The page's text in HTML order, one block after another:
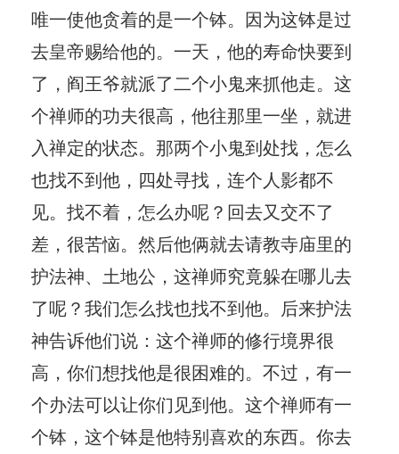
唯一使他贪着的是一个钵。因为这钵是过
去皇帝赐给他的。一天，他的寿命快要到
了，阎王爷就派了二个小鬼来抓他走。这
个禅师的功夫很高，他往那里一坐，就进
入禅定的状态。那两个小鬼到处找，怎么
也找不到他，四处寻找，连个人影都不
见。找不着，怎么办呢？回去又交不了
差，很苦恼。然后他俩就去请教寺庙里的
护法神、土地公，这禅师究竟躲在哪儿去
了呢？我们怎么找也找不到他。后来护法
神告诉他们说：这个禅师的修行境界很
高，你们想找他是很困难的。不过，有一
个办法可以让你们见到他。这个禅师有一
个钵，这个钵是他特别喜欢的东西。你去